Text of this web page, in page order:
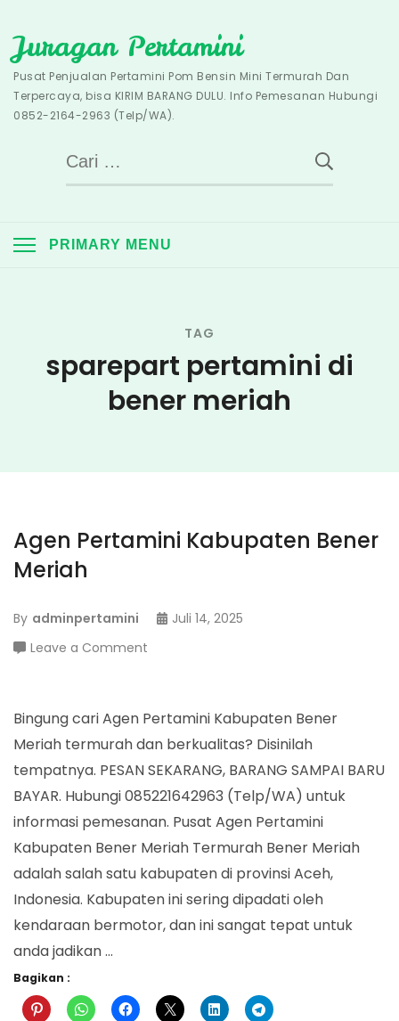
to
content
Juragan Pertamini
Pusat Penjualan Pertamini Pom Bensin Mini Termurah Dan
Terpercaya, bisa KIRIM BARANG DULU. Info Pemesanan Hubungi
0852-2164-2963 (Telp/WA).
Cari
untuk:
PRIMARY MENU
TAG
sparepart pertamini di
bener meriah
Agen Pertamini Kabupaten Bener
Meriah
By adminpertamini
Juli 14, 2025
Leave a Comment
Kabupaten
Bener
Meriah
Bingung cari Agen Pertamini Kabupaten Bener
Meriah termurah dan berkualitas? Disinilah
tempatnya. PESAN SEKARANG, BARANG SAMPAI BARU
BAYAR. Hubungi 085221642963 (Telp/WA) untuk
informasi pemesanan. Pusat Agen Pertamini
Kabupaten Bener Meriah Termurah Bener Meriah
adalah salah satu kabupaten di provinsi Aceh,
Indonesia. Kabupaten ini sering dipadati oleh
kendaraan bermotor, dan ini sangat tepat untuk
anda jadikan …
Bagikan :